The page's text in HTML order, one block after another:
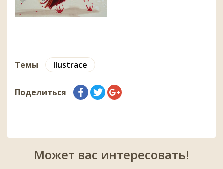
Темы Ilustrace
Поделиться
Может вас интересовать!